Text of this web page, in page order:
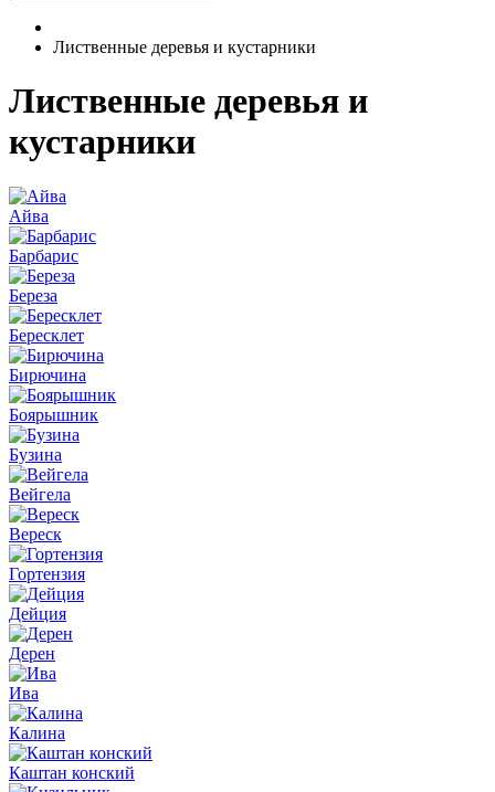
Лиственные деревья и кустарники
Лиственные деревья и
кустарники
Айва
Барбарис
Береза
Бересклет
Бирючина
Боярышник
Бузина
Вейгела
Вереск
Гортензия
Дейция
Дерен
Ива
Калина
Каштан конский